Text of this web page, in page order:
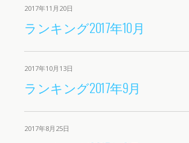
2017年11月20日
ランキング2017年10月
2017年10月13日
ランキング2017年9月
2017年8月25日